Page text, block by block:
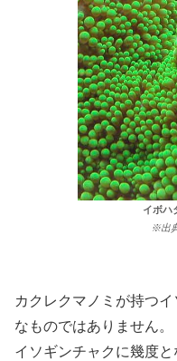
イボハ
※出
カクレクマノミが持つ
なものではありません。
イソギンチャクに幾度